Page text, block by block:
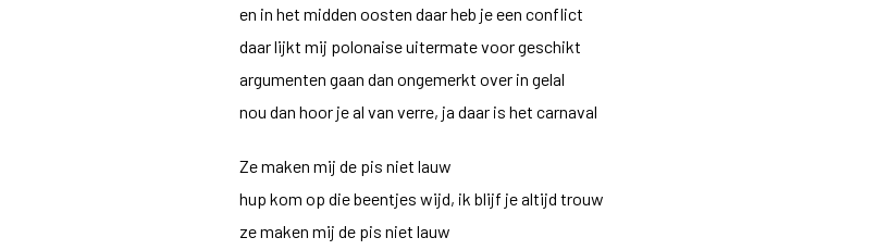
en in het midden oosten daar heb je een conflict
daar lijkt mij polonaise uitermate voor geschikt
argumenten gaan dan ongemerkt over in gelal
nou dan hoor je al van verre, ja daar is het carnaval
Ze maken mij de pis niet lauw
hup kom op die beentjes wijd, ik blijf je altijd trouw
ze maken mij de pis niet lauw